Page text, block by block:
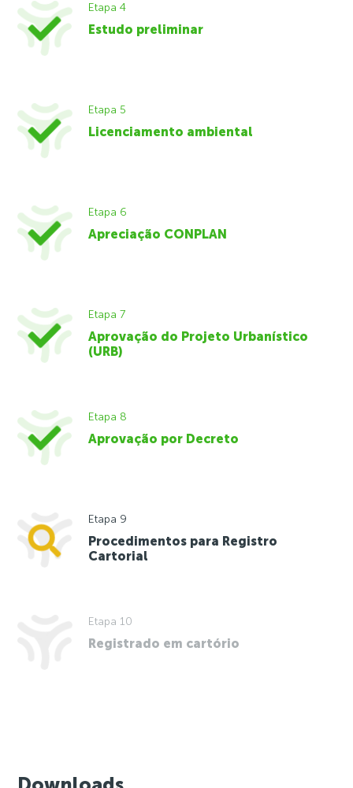
Etapa 4
Estudo preliminar
Etapa 5
Licenciamento ambiental
Etapa 6
Apreciação CONPLAN
Etapa 7
Aprovação do Projeto Urbanístico
(URB)
Etapa 8
Aprovação por Decreto
Etapa 9
Procedimentos para Registro
Cartorial
Etapa 10
Registrado em cartório